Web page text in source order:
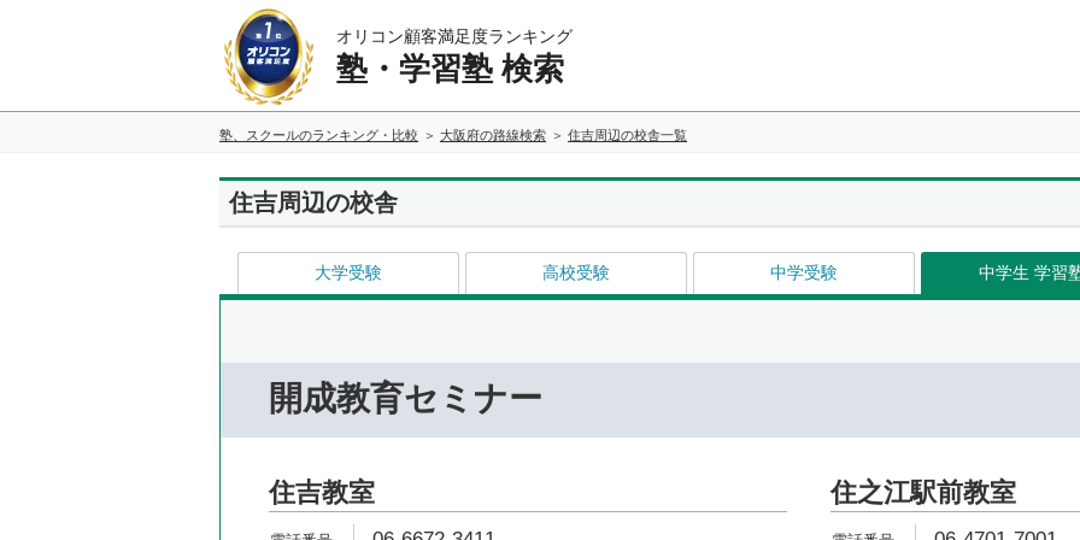
オリコン顧客満足度ランキング
塾・学習塾 検索
塾、スクールのランキング・比較 大阪府の路線検索 住吉周辺の校舎一覧
住吉周辺の校舎
大学受験 高校受験 中学受験 中学生 学習
開成教育セミナー
住吉教室 住之江駅前教室